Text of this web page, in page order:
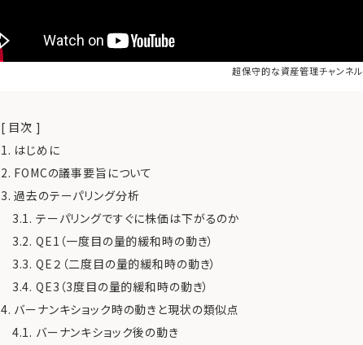
超保守的な資産管理チャンネル
[ 目次 ]
1. はじめに
2. FOMCの議事要旨について
3. 過去のテーパリング分析
3.1. テーパリングですぐに株価は下がるのか
3.2. QE1（一度目の量的緩和時の動き）
3.3. QE２（二度目の量的緩和時の動き）
3.4. QE3（3度目の量的緩和時の動き）
4. バーナンキショック時の動きと現状の類似点
4.1. バーナンキショック後の動き